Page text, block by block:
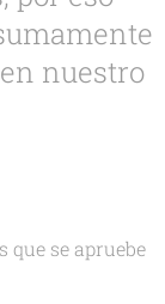
nuestro
que se apruebe